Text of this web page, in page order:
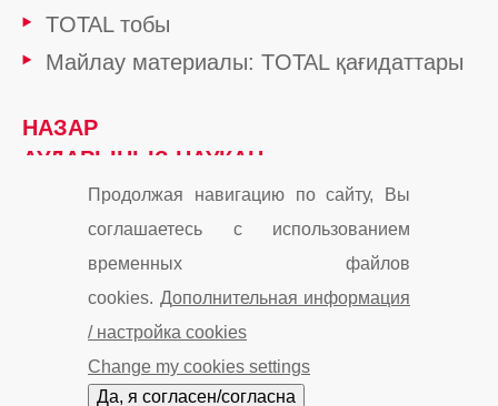
TOTAL тобы
Майлау материалы: TOTAL қағидаттары
НАЗАР
АУДАРЫҢЫЗ НАУҚАН
Cookies Карта сайта
Мы в Instagram Мы в Facebook
Cookie and privacy
© «ТОТАЛЬ Маркетинг Сервисес Казахстан» 2019
Продолжая навигацию по сайту, Вы
соглашаетесь с использованием
временных файлов
cookies. Дополнительная информация
/ настройка cookies
Change my cookies settings
Да, я согласен/согласна